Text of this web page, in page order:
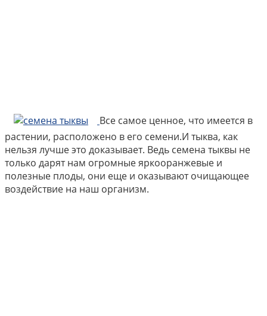
Все самое ценное, что имеется в
растении, расположено в его семени.И тыква, как
нельзя лучше это доказывает. Ведь семена тыквы не
только дарят нам огромные яркооранжевые и
полезные плоды, они еще и оказывают очищающее
воздействие на наш организм.